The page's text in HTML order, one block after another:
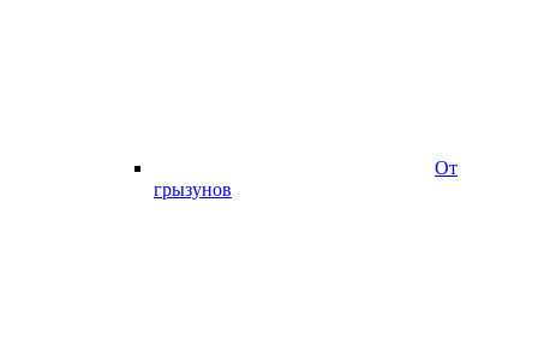
От
грызунов